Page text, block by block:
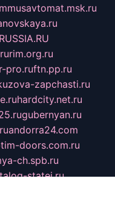
musavtomat.msk.ru
rim.org.ru
pro.ruftn.pp.ru
zapchasti.ru
hardcity.net.ru
gubernyan.ru
andorra24.com
doors.com.ru
ch.spb.ru
statei.ru